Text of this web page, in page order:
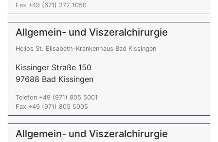
Fax +49 (671) 372 1050
Allgemein- und Viszeralchirurgie
Helios St. Elisabeth-Krankenhaus Bad Kissingen
Kissinger Straße 150
97688 Bad Kissingen
Telefon +49 (971) 805 5001
Fax +49 (971) 805 5005
Allgemein- und Viszeralchirurgie